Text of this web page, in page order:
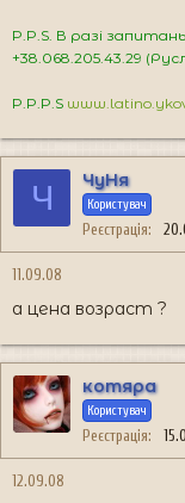
P.P.S. В разі
+38.068.205.43.29
P.P.P.S
Ч ЧуНя
Користувач
Реєстрація
11.09.08
а цена возраст ?
котяра
Користувач
Реєстрація
12.09.08